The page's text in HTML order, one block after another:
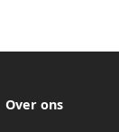
Over ons